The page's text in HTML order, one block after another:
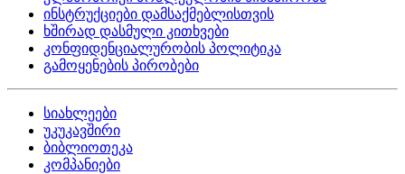
ინსტრუქციები დამსაქმებლისთვის
ხშირად დასმული კითხვები
კონფიდენციალურობის პოლიტიკა
გამოყენების პირობები
სიახლეები
უკუკავშირი
ბიბლიოთეკა
კომპანიები